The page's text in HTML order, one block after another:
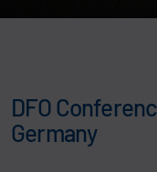
DFO
Germany